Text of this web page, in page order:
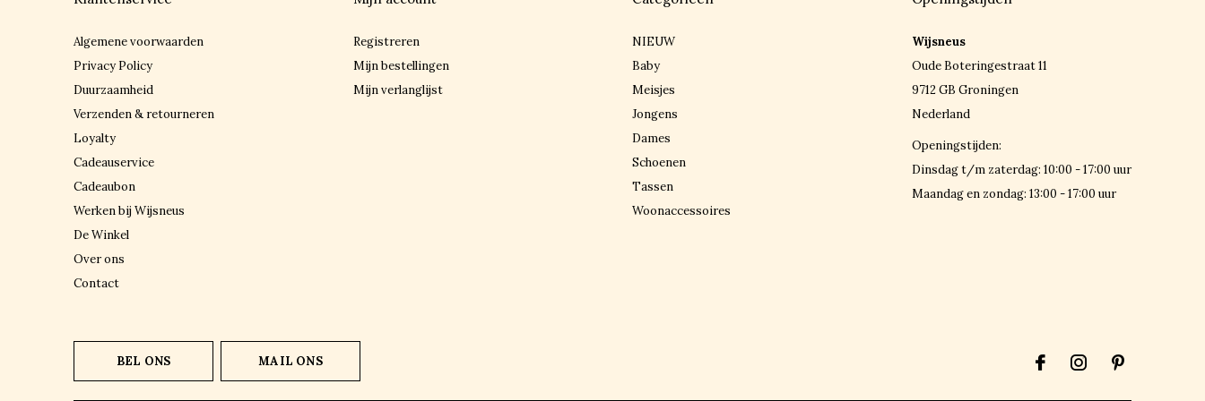
Algemene voorwaarden
Privacy Policy
Duurzaamheid
Verzenden & retourneren
Loyalty
Cadeauservice
Cadeaubon
Werken bij Wijsneus
De Winkel
Over ons
Contact
Registreren
Mijn bestellingen
Mijn verlanglijst
NIEUW
Baby
Meisjes
Jongens
Dames
Schoenen
Tassen
Woonaccessoires
Wijsneus
Oude Boteringestraat 11
9712 GB Groningen
Nederland
Openingstijden:
Dinsdag t/m zaterdag: 10:00 - 17:00 uur
Maandag en zondag: 13:00 - 17:00 uur
BEL ONS MAIL ONS